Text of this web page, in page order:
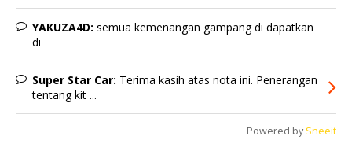
YAKUZA4D: semua kemenangan gampang di dapatkan
di
Super Star Car: Terima kasih atas nota ini. Penerangan
tentang kit ...
Powered by Sneeit